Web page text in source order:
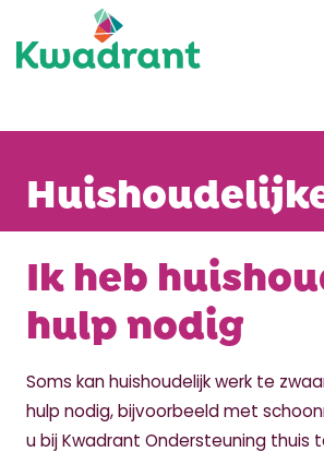
Ik heb
hulp nodig
Soms kan huishoudelijk werk te
hulp nodig, bijvoorbeeld met
u bij Kwadrant Ondersteuning thuis